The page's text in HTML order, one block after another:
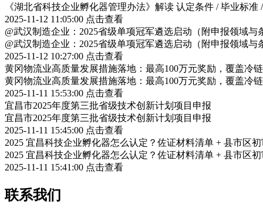
《湖北省科技企业孵化器管理办法》解读 认定条件 / 毕业标准
2025-11-12 11:05:00 点击查看
@武汉制造企业：2025省级单项冠军遴选启动（附申报领域与
@武汉制造企业：2025省级单项冠军遴选启动（附申报领域与
2025-11-12 10:27:00 点击查看
黄冈物流业高质量发展措施落地：最高100万元奖励，覆盖冷
黄冈物流业高质量发展措施落地：最高100万元奖励，覆盖冷
2025-11-11 15:53:00 点击查看
宜昌市2025年度第三批省级技术创新计划项目申报
宜昌市2025年度第三批省级技术创新计划项目申报
2025-11-11 15:45:00 点击查看
2025 宜昌科技企业孵化器怎么认定？佐证材料清单 + 县市区
2025 宜昌科技企业孵化器怎么认定？佐证材料清单 + 县市区
2025-11-11 15:41:00 点击查看
联系我们